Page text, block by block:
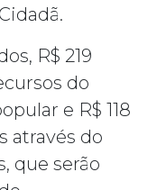
R$ 219
do
e R$ 118
através do
que serão